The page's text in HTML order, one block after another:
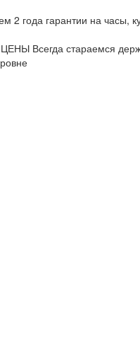
2 года гарантии на часы,
ЦЕНЫ Всегда стараемся